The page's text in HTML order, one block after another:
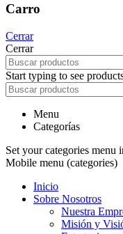
Carro
Cerrar
Cerrar
Start typing to see
Menu
Categorías
Set your categories
Mobile menu (categories)
Inicio
Sobre Nosotros
Nuestra
Misión y